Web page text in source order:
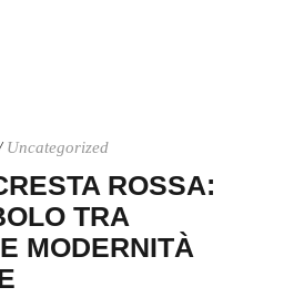
Uncategorized
ROSSA:
TRA
MODERNITÀ